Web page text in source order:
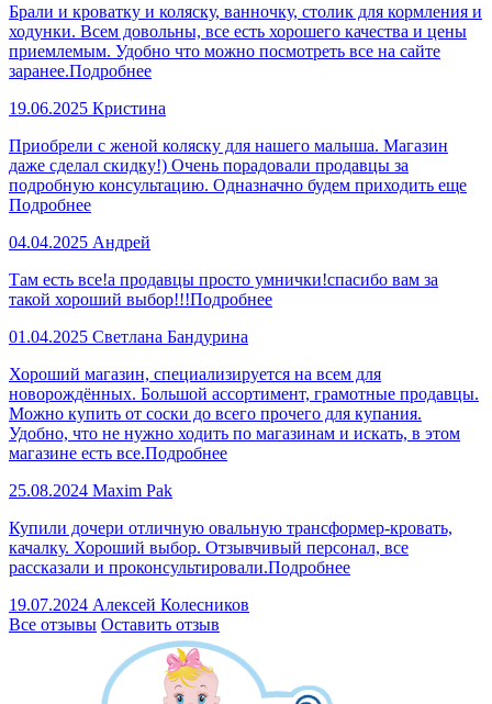
Брали и кроватку и коляску, ванночку, столик для кормления и
ходунки. Всем довольны, все есть хорошего качества и цены
приемлемым. Удобно что можно посмотреть все на сайте
заранее.Подробнее
19.06.2025 Кристина
Приобрели с женой коляску для нашего малыша. Магазин
даже сделал скидку!) Очень порадовали продавцы за
подробную консультацию. Одназначно будем приходить еще
Подробнее
04.04.2025 Андрей
Там есть все!а продавцы просто умнички!спасибо вам за
такой хороший выбор!!!Подробнее
01.04.2025 Светлана Бандурина
Хороший магазин, специализируется на всем для
новорождённых. Большой ассортимент, грамотные продавцы.
Можно купить от соски до всего прочего для купания.
Удобно, что не нужно ходить по магазинам и искать, в этом
магазине есть все.Подробнее
25.08.2024 Maxim Pak
Купили дочери отличную овальную трансформер-кровать,
качалку. Хороший выбор. Отзывчивый персонал, все
рассказали и проконсультировали.Подробнее
19.07.2024 Алексей Колесников
Все отзывы Оставить отзыв